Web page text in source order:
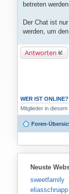
betreten
Der Chat ist
werden, um
Antworten
WER IST ONLINE?
Mitglieder in
Foren-
Neuste
sweetfamily
eliasschnapp